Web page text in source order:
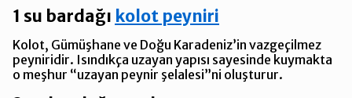
1 su bardağı kolot peyniri
Kolot, Gümüşhane ve Doğu Karadeniz’in vazgeçilmez
peyniridir. Isındıkça uzayan yapısı sayesinde kuymakta
o meşhur “uzayan peynir şelalesi”ni oluşturur.